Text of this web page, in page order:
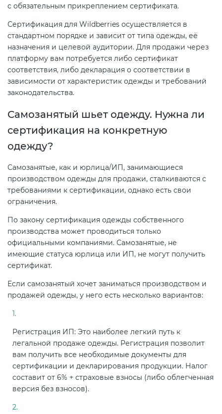
с обязательным прикреплением сертификата.
Сертификация для Wildberries осуществляется в
стандартном порядке и зависит от типа одежды, её
назначения и целевой аудитории. Для продажи через
платформу вам потребуется либо сертификат
соответствия, либо декларация о соответствии в
зависимости от характеристик одежды и требований
законодательства.
Самозанятый шьет одежду. Нужна ли
сертификация на конкретную
одежду?
Самозанятые, как и юрлица/ИП, занимающиеся
производством одежды для продажи, сталкиваются с
требованиями к сертификации, однако есть свои
ограничения.
По закону сертификация одежды собственного
производства может проводиться только
официальными компаниями. Самозанятые, не
имеющие статуса юрлица или ИП, не могут получить
сертификат.
Если самозанятый хочет заниматься производством и
продажей одежды, у него есть несколько вариантов:
Регистрация ИП: Это наиболее легкий путь к
легальной продаже одежды. Регистрация позволит
вам получить все необходимые документы для
сертификации и декларирования продукции. Налог
составит от 6% + страховые взносы (либо облегченная
версия без взносов).